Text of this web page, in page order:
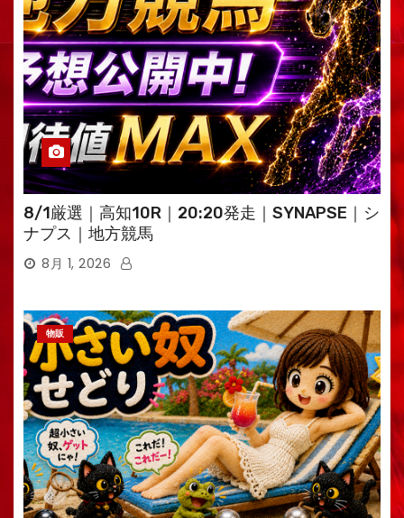
8/1厳選｜高知10R｜20:20発走｜SYNAPSE｜シ
ナプス｜地方競馬
8月 1, 2026
物販